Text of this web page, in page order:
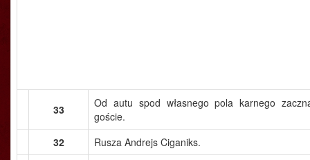
33
Od autu spod własnego pola karnego
goście.
32
Rusza Andrejs Ciganiks.